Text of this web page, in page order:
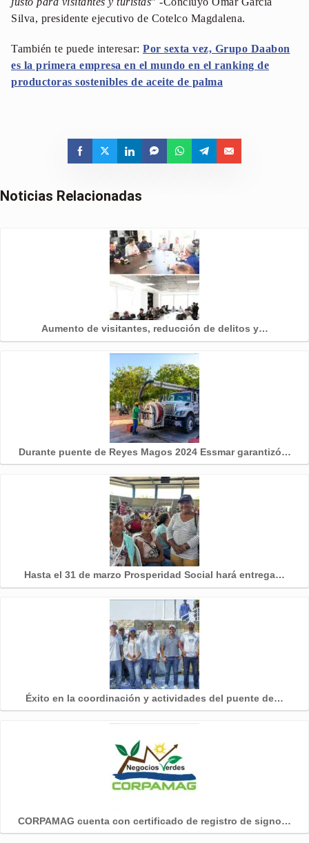
Silva, presidente ejecutivo de Cotelco Magdalena.
También te puede interesar: Por sexta vez, Grupo Daabon
es la primera empresa en el mundo en el ranking de
productoras sostenibles de aceite de palma
Noticias Relacionadas
Aumento de visitantes, reducción de delitos y…
Durante puente de Reyes Magos 2024 Essmar garantizó…
Hasta el 31 de marzo Prosperidad Social hará entrega…
Éxito en la coordinación y actividades del puente de…
CORPAMAG cuenta con certificado de registro de signo…